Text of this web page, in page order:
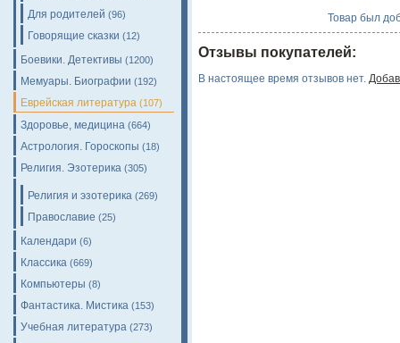
Для родителей (96)
Говорящие сказки (12)
Боевики. Детективы (1200)
Мемуары. Биографии (192)
Еврейская литература (107)
Здоровье, медицина (664)
Астрология. Гороскопы (18)
Религия. Эзотерика (305)
Религия и эзотерика (269)
Православие (25)
Календари (6)
Классика (669)
Компьютеры (8)
Фантастика. Мистика (153)
Учебная литература (273)
Товар был
Отзывы покупателей:
В настоящее время отзывов нет.